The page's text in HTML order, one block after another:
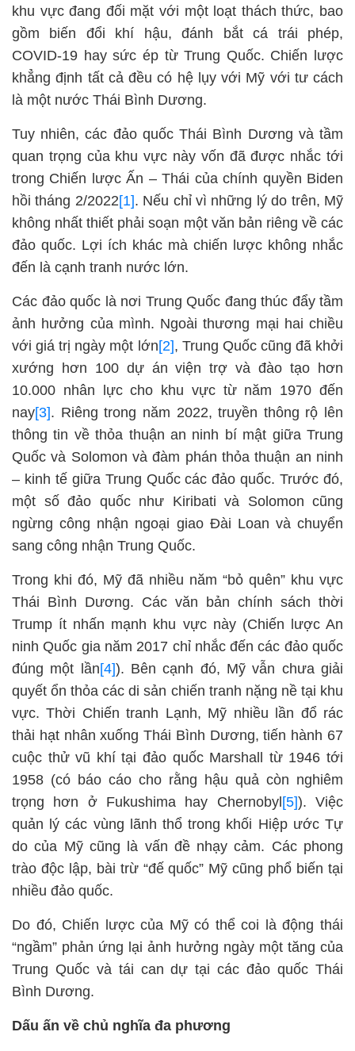
khu vực đang đối mặt với một loạt thách thức, bao
gồm biến đổi khí hậu, đánh bắt cá trái phép,
COVID-19 hay sức ép từ Trung Quốc. Chiến lược
khẳng định tất cả đều có hệ lụy với Mỹ với tư cách
là một nước Thái Bình Dương.
Tuy nhiên, các đảo quốc Thái Bình Dương và tầm
quan trọng của khu vực này vốn đã được nhắc tới
trong Chiến lược Ấn – Thái của chính quyền Biden
hồi tháng 2/2022[1]. Nếu chỉ vì những lý do trên, Mỹ
không nhất thiết phải soạn một văn bản riêng về các
đảo quốc. Lợi ích khác mà chiến lược không nhắc
đến là cạnh tranh nước lớn.
Các đảo quốc là nơi Trung Quốc đang thúc đẩy tầm
ảnh hưởng của mình. Ngoài thương mại hai chiều
với giá trị ngày một lớn[2], Trung Quốc cũng đã khởi
xướng hơn 100 dự án viện trợ và đào tạo hơn
10.000 nhân lực cho khu vực từ năm 1970 đến
nay[3]. Riêng trong năm 2022, truyền thông rộ lên
thông tin về thỏa thuận an ninh bí mật giữa Trung
Quốc và Solomon và đàm phán thỏa thuận an ninh
– kinh tế giữa Trung Quốc các đảo quốc. Trước đó,
một số đảo quốc như Kiribati và Solomon cũng
ngừng công nhận ngoại giao Đài Loan và chuyển
sang công nhận Trung Quốc.
Trong khi đó, Mỹ đã nhiều năm “bỏ quên” khu vực
Thái Bình Dương. Các văn bản chính sách thời
Trump ít nhấn mạnh khu vực này (Chiến lược An
ninh Quốc gia năm 2017 chỉ nhắc đến các đảo quốc
đúng một lần[4]). Bên cạnh đó, Mỹ vẫn chưa giải
quyết ổn thỏa các di sản chiến tranh nặng nề tại khu
vực. Thời Chiến tranh Lạnh, Mỹ nhiều lần đổ rác
thải hạt nhân xuống Thái Bình Dương, tiến hành 67
cuộc thử vũ khí tại đảo quốc Marshall từ 1946 tới
1958 (có báo cáo cho rằng hậu quả còn nghiêm
trọng hơn ở Fukushima hay Chernobyl [5]). Việc
quản lý các vùng lãnh thổ trong khối Hiệp ước Tự
do của Mỹ cũng là vấn đề nhạy cảm. Các phong
trào độc lập, bài trừ “đế quốc” Mỹ cũng phổ biến tại
nhiều đảo quốc.
Do đó, Chiến lược của Mỹ có thể coi là động thái
“ngầm” phản ứng lại ảnh hưởng ngày một tăng của
Trung Quốc và tái can dự tại các đảo quốc Thái
Bình Dương.
Dấu ấn về chủ nghĩa đa phương